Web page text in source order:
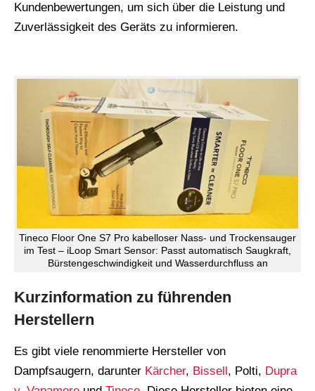
Kundenbewertungen, um sich über die Leistung und
Zuverlässigkeit des Geräts zu informieren.
Tineco Floor One S7 Pro kabelloser Nass- und Trockensauger
im Test – iLoop Smart Sensor: Passt automatisch Saugkraft,
Bürstengeschwindigkeit und Wasserdurchfluss an
Kurzinformation zu führenden
Herstellern
Es gibt viele renommierte Hersteller von
Dampfsaugern, darunter Kärcher, Bissell , Polti, Dupra